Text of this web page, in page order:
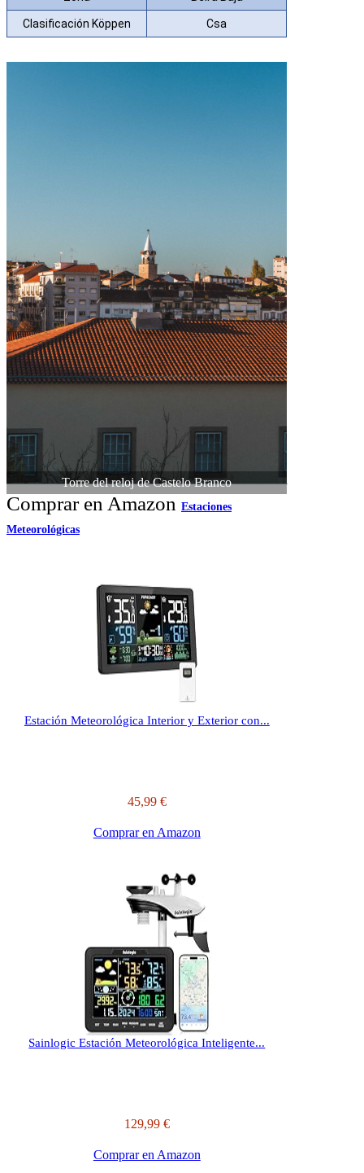
Clasificación Köppen Csa
Torre del reloj de Castelo Branco
Comprar en Amazon Estaciones
Meteorológicas
Estación Meteorológica Interior y Exterior con...
45,99 €
Comprar en Amazon
Sainlogic Estación Meteorológica Inteligente...
129,99 €
Comprar en Amazon